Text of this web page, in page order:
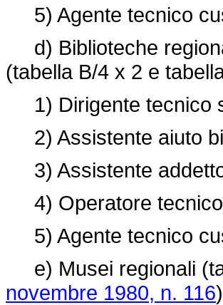
5) Agente tecnico
d) Biblioteche
(tabella B/4 x 2 e
1) Dirigente tecnico
2) Assistente aiuto
3) Assistente
4) Operatore
5) Agente tecnico
e) Musei regionali
novembre 1980, n. 116